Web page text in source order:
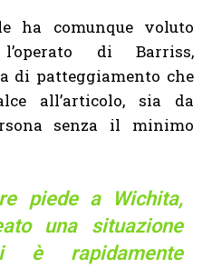
ha comunque voluto
di Barriss,
di patteggiamento che
all’articolo, sia da
senza il minimo
piede a Wichita,
una situazione
è rapidamente